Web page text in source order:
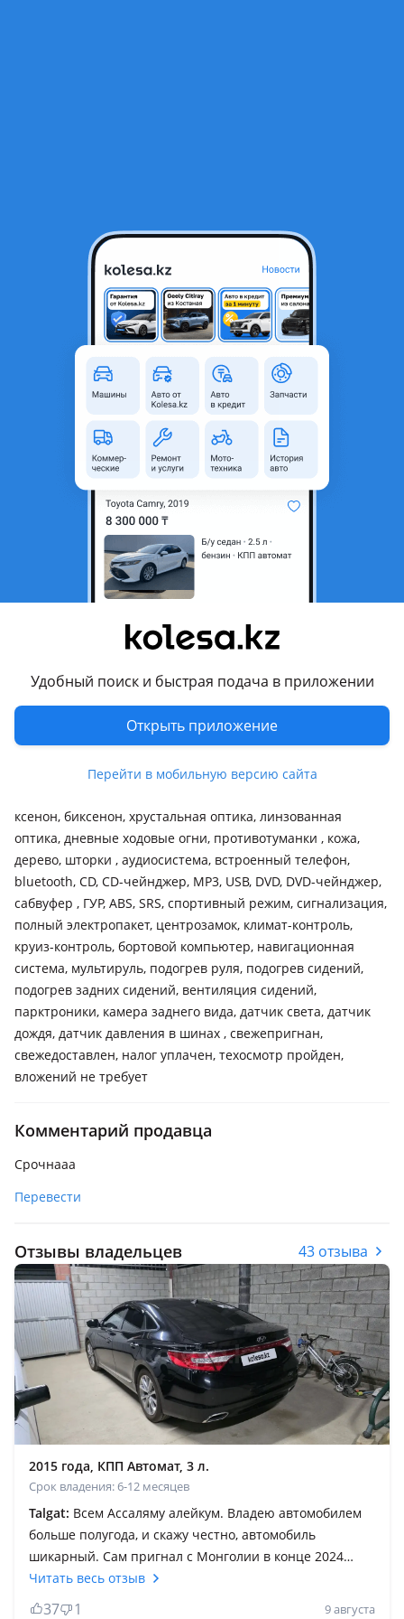
Удобный поиск и быстрая подача в приложении
Открыть приложение
Перейти в мобильную версию сайта
Hyundai Grandeur 2011 года
Объявление находится в архиве и может быть
Туркестан, Туркестанская
2011 - 2016 HG
Седан
Объем двигателя, л
Пробег
Автомат
Руль
Слева
Цвет
Растаможен в Казахстане
Да
ксенон, биксенон, хрустальная оптика, линзованная
оптика, дневные ходовые огни, противотуманки , кожа,
дерево, шторки , аудиосистема, встроенный телефон,
bluetooth, CD, CD-чейнджер, MP3, USB, DVD, DVD-чейнджер,
сабвуфер , ГУР, ABS, SRS, спортивный режим, сигнализация,
полный электропакет, центрозамок, климат-контроль,
круиз-контроль, бортовой компьютер, навигационная
система, мультируль, подогрев руля, подогрев сидений,
подогрев задних сидений, вентиляция сидений,
парктроники, камера заднего вида, датчик света, датчик
дождя, датчик давления в шинах , свежепригнан,
свежедоставлен, налог уплачен, техосмотр пройден,
вложений не требует
Комментарий продавца
Срочнаaa
Перевести
Отзывы владельцев 43 отзыва
2015 года, КПП Автомат, 3 л.
Срок владения: 6-12 месяцев
Talgat: Всем Ассаляму алейкум. Владею автомобилем
больше полугода, и скажу честно, автомобиль
шикарный. Сам пригнал с Монголии в конце 2024
года. Изначально рассматривал варианты Киа К7,
Тойота Камри и Соната, но по случайности наткнулся
Читать весь отзыв
37 1 9 августа